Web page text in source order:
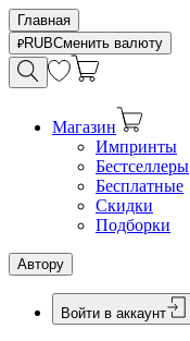
Главная
RUBСменить валюту
Магазин
Импринты
Бестселлеры
Бесплатные
Скидки
Подборки
Автору
Войти в аккаунт